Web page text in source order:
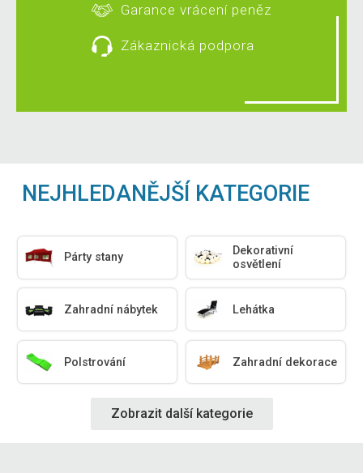
Garance vrácení peněz
Zákaznická podpora
NEJHLEDANĚJŠÍ KATEGORIE
Párty stany
Dekorativní
osvětlení
Zahradní nábytek Lehátka
Polstrování Zahradní dekorace
Zobrazit další kategorie